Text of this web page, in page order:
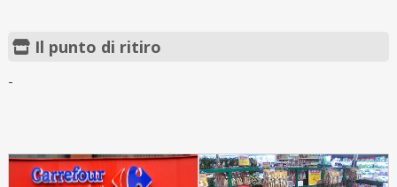
Il punto di ritiro
-